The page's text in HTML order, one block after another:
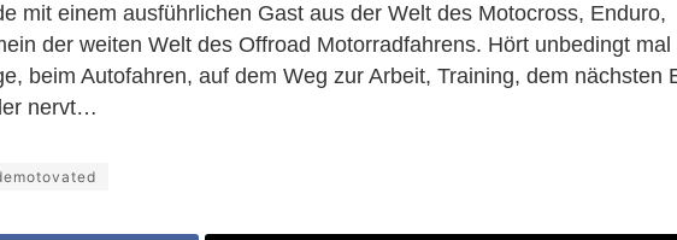
mit einem ausführlichen Gast aus der Welt des Motocross, Enduro,
der weiten Welt des Offroad Motorradfahrens. Hört unbedingt
beim Autofahren, auf dem Weg zur Arbeit, Training, dem nächsten
nervt…